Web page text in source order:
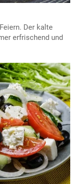
Der kalte
erfrischend und